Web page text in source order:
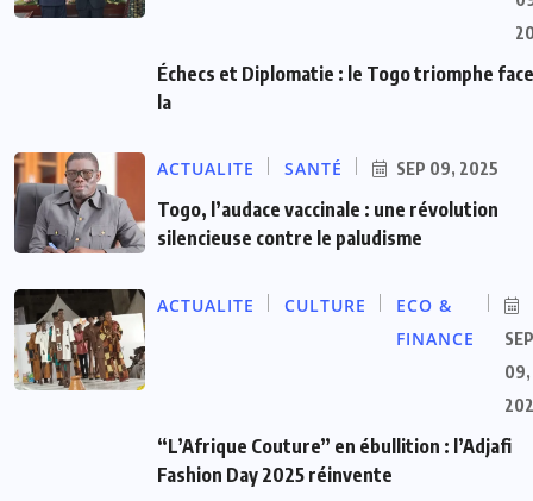
Échecs et Diplomatie : le Togo triomphe
la
ACTUALITE SANTÉ SEP 09, 2025
Togo, l’audace vaccinale : une révolution
silencieuse contre le paludisme
ACTUALITE CULTURE
ECO &
FINANCE
SEP
09,
“L’Afrique Couture” en ébullition : l’Adjafi
Fashion Day 2025 réinvente